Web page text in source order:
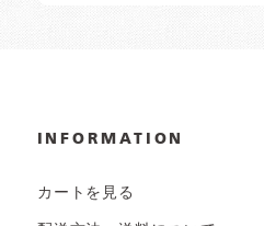
INFORMATION
カートを見る